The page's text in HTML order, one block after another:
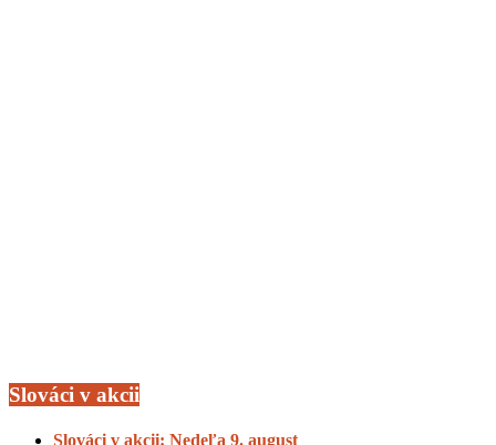
Slováci v akcii
Slováci v akcii: Nedeľa 9. august